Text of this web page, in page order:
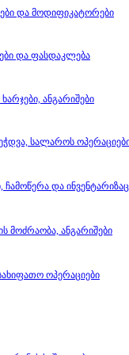
და მოდიფიკატორები
და ფასდაკლება
ანგარიშები
სალაროს
ჩამოწერა და
მოძრაობა, ანგარიშები
ოპერაციები